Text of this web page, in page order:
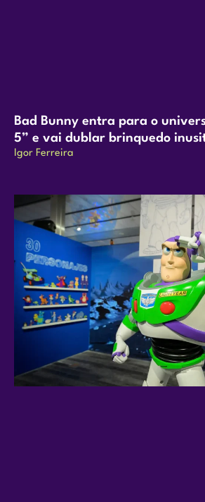
Bad Bunny entra para o
5” e vai dublar brinquedo
Igor Ferreira